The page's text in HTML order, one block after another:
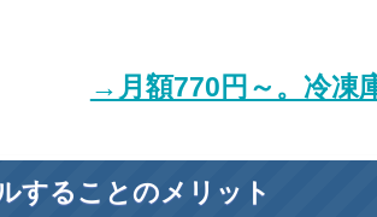
→月額770円～。冷凍
することのメリット